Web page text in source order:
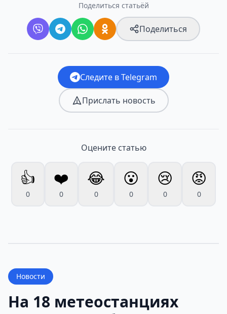
Поделиться статьёй
Поделиться
Следите в Telegram
Прислать новость
Оцените статью
👍
0
❤️
0
😂
0
😮
0
😢
0
😡
0
Новости
На 18 метеостанциях